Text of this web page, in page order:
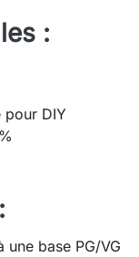
:
pour DIY
une base PG/VG